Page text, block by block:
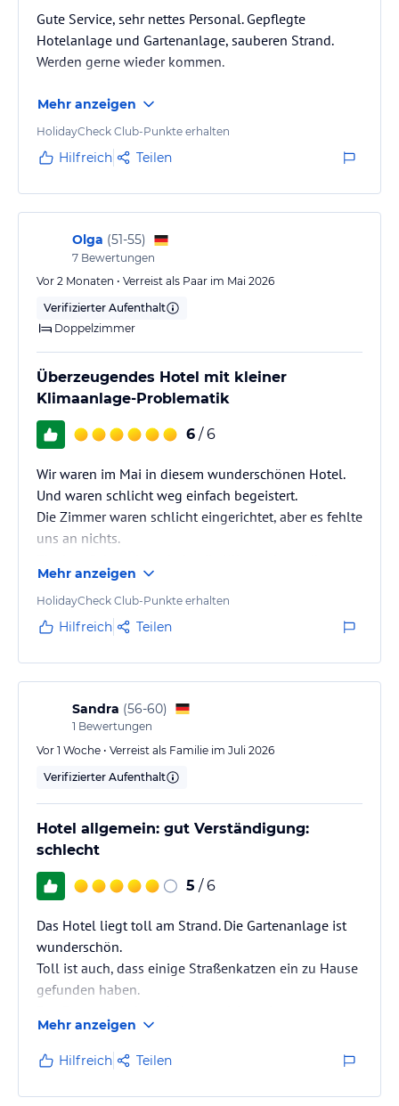
Gute Service, sehr nettes Personal. Gepflegte
Hotelanlage und Gartenanlage, sauberen Strand.
Werden gerne wieder kommen.
Mehr anzeigen
HolidayCheck Club-Punkte erhalten
Hilfreich Teilen
Olga (51-55)
7 Bewertungen
Vor 2 Monaten • Verreist als Paar im Mai 2026
Verifizierter Aufenthalt
Doppelzimmer
Überzeugendes Hotel mit kleiner
Klimaanlage-Problematik
6 / 6
Wir waren im Mai in diesem wunderschönen Hotel.
Und waren schlicht weg einfach begeistert.
Die Zimmer waren schlicht eingerichtet, aber es fehlte
uns an nichts.
funktionierte nicht so richtig.
Die Anlage war sehr schön und sehr sauber.
Es gab immer genügend Platz zum Liegen, zum
Die Getränke waren sehr gut und das Personal sehr
freundlich.
Also wir können das Hotel nur weiterempfehlen.
Mehr anzeigen
HolidayCheck Club-Punkte erhalten
Hilfreich Teilen
Sandra (56-60)
1 Bewertungen
Vor 1 Woche • Verreist als Familie im Juli 2026
Verifizierter Aufenthalt
Hotel allgemein: gut Verständigung:
schlecht
5 / 6
Das Hotel liegt toll am Strand. Die Gartenanlage ist
wunderschön.
Toll ist auch, dass einige Straßenkatzen ein zu Hause
gefunden haben.
Leider wurde in den Zimmern nicht wirklich sauber
geputzt.
Rezeption des Hotels war mangelhaft.
Es wurde so gut wie kein Englisch gesprochen
Mehr anzeigen
Hilfreich Teilen